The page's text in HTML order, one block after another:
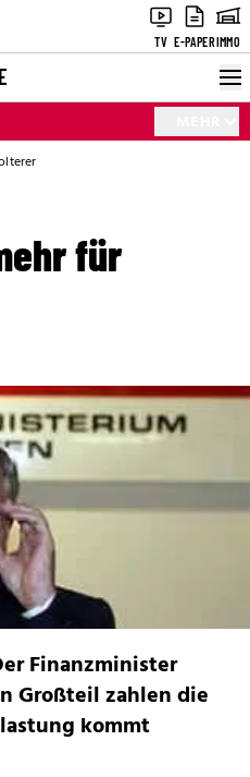
TV E-PAPERIMMO
für
Finanzminister
Großteil zahlen die
kommt